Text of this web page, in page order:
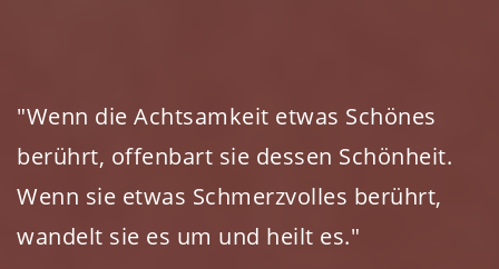
"Wenn die Achtsamkeit etwas Schönes
berührt, offenbart sie dessen Schönheit.
Wenn sie etwas Schmerzvolles berührt,
wandelt sie es um und heilt es."